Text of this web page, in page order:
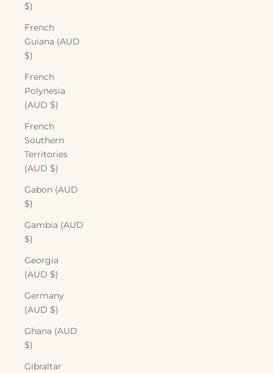
$)
French
Guiana (AUD
$)
French
Polynesia
(AUD $)
French
Southern
Territories
(AUD $)
Gabon (AUD
$)
Gambia (AUD
$)
Georgia
(AUD $)
Germany
(AUD $)
Ghana (AUD
$)
Gibraltar